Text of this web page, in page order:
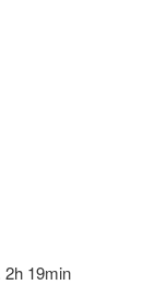
19min